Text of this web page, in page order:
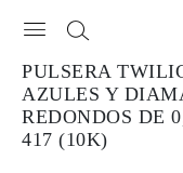
PULSERA
AZULES Y
REDONDOS DE
417 (10K)